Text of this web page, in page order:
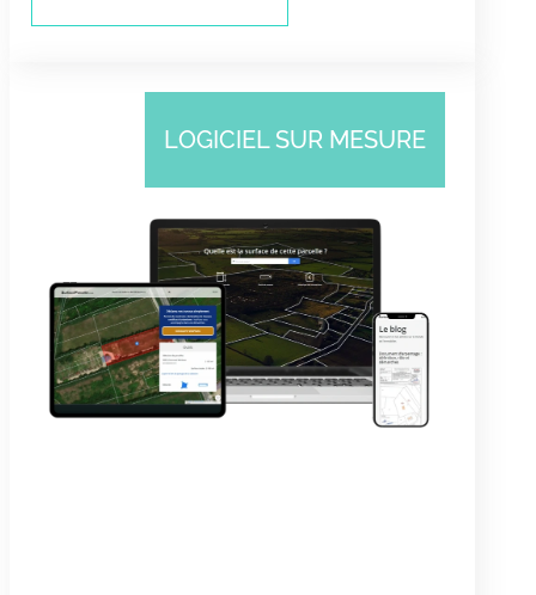
LOGICIEL SUR MESURE